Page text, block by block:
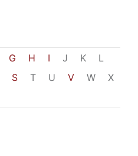
G H I J K
L
S T U V W
X